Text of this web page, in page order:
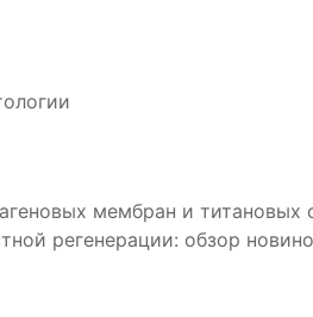
мембран и титановых
регенерации: обзор